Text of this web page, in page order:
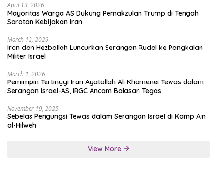
April 13, 2026
Mayoritas Warga AS Dukung Pemakzulan Trump di Tengah
Sorotan Kebijakan Iran
March 12, 2026
Iran dan Hezbollah Luncurkan Serangan Rudal ke Pangkalan
Militer Israel
March 1, 2026
Pemimpin Tertinggi Iran Ayatollah Ali Khamenei Tewas dalam
Serangan Israel-AS, IRGC Ancam Balasan Tegas
November 19, 2025
Sebelas Pengungsi Tewas dalam Serangan Israel di Kamp Ain
al-Hilweh
View More